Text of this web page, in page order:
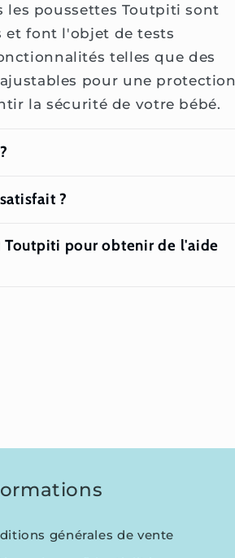
les poussettes Toutpiti sont
et font l'objet de tests
telles que des
pour une protection
la sécurité de votre bébé.
?
pour obtenir de l'aide
générales de vente